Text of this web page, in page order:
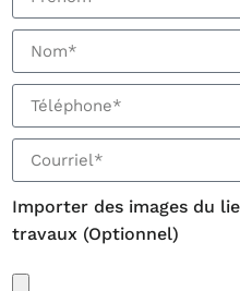
Importer des images du
travaux (Optionnel)